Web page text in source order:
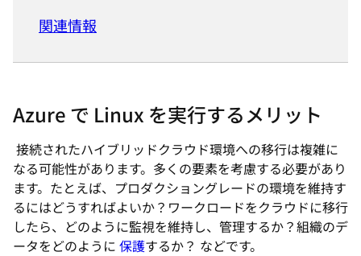
関連情報
Azure で Linux を実行するメリット
接続されたハイブリッドクラウド環境への移行は複雑に
なる可能性があります。多くの要素を考慮する必要があり
ます。たとえば、プロダクショングレードの環境を維持す
るにはどうすればよいか？ワークロードをクラウドに移行
したら、どのように監視を維持し、管理するか？組織のデ
ータをどのように 保護するか？ などです。